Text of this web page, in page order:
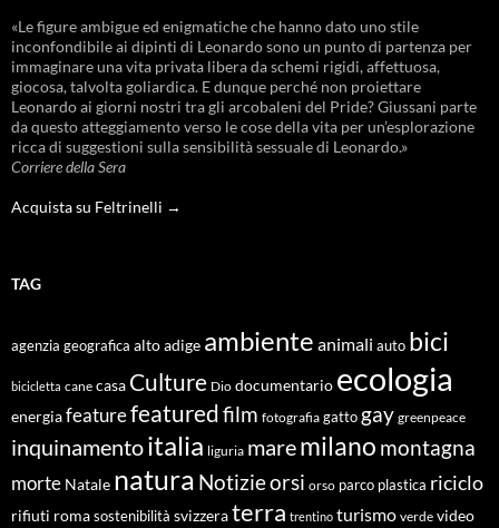
«Le figure ambigue ed enigmatiche che hanno dato uno stile
inconfondibile ai dipinti di Leonardo sono un punto di partenza per
immaginare una vita privata libera da schemi rigidi, affettuosa,
giocosa, talvolta goliardica. E dunque perché non proiettare
Leonardo ai giorni nostri tra gli arcobaleni del Pride? Giussani parte
da questo atteggiamento verso le cose della vita per un’esplorazione
ricca di suggestioni sulla sensibilità sessuale di Leonardo.»
Corriere della Sera
Acquista su Feltrinelli →
TAG
agenzia geografica alto adige ambiente animali auto bici
bicicletta cane casa Culture Dio documentario ecologia
energiafeaturefeaturedfilm fotografia gatto gay greenpeace
inquinamentoitalia liguria maremilano montagna
morte Natale natura Notizieorsi orso parco plastica riciclo
rifiuti roma sostenibilità svizzeraterra trentino turismo verde video